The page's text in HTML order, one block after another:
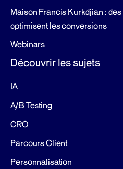
Maison Francis Kurkdjian :
optimisent les conversions
Webinars
Découvrir les sujets
IA
A/B Testing
CRO
Parcours Client
Personnalisation